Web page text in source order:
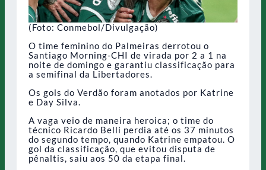
(Foto: Conmebol/Divulgação)
O time feminino do Palmeiras derrotou o
Santiago Morning-CHI de virada por 2 a 1 na
noite de domingo e garantiu classificação para
a semifinal da Libertadores.
Os gols do Verdão foram anotados por Katrine
e Day Silva.
A vaga veio de maneira heroica; o time do
técnico Ricardo Belli perdia até os 37 minutos
do segundo tempo, quando Katrine empatou. O
gol da classificação, que evitou disputa de
pênaltis, saiu aos 50 da etapa final.